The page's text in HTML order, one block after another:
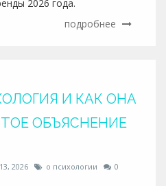
2026 года.
подробнее
И КАК ОНА
ОБЪЯСНЕНИЕ
2026 о психологии
0